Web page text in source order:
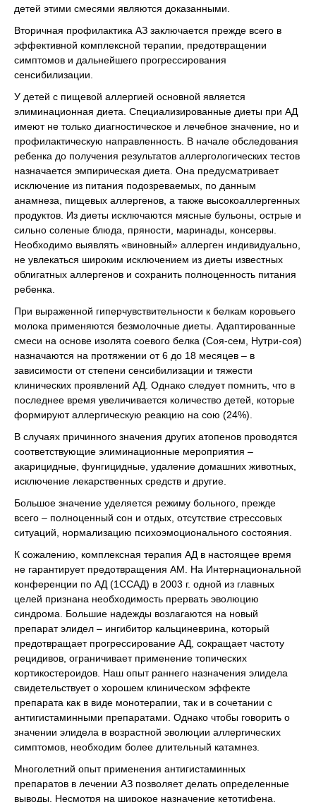
детей этими смесями являются доказанными.
Вторичная профилактика АЗ заключается прежде всего в
эффективной комплексной терапии, предотвращении
симптомов и дальнейшего прогрессирования
сенсибилизации.
У детей с пищевой аллергией основной является
элиминационная диета. Специализированные диеты при АД
имеют не только диагностическое и лечебное значение, но и
профилактическую направленность. В начале обследования
ребенка до получения результатов аллергологических тестов
назначается эмпирическая диета. Она предусматривает
исключение из питания подозреваемых, по данным
анамнеза, пищевых аллергенов, а также высокоаллергенных
продуктов. Из диеты исключаются мясные бульоны, острые и
сильно соленые блюда, пряности, маринады, консервы.
Необходимо выявлять «виновный» аллерген индивидуально,
не увлекаться широким исключением из диеты известных
облигатных аллергенов и сохранить полноценность питания
ребенка.
При выраженной гиперчувствительности к белкам коровьего
молока применяются безмолочные диеты. Адаптированные
смеси на основе изолята соевого белка (Соя-сем, Нутри-соя)
назначаются на протяжении от 6 до 18 месяцев – в
зависимости от степени сенсибилизации и тяжести
клинических проявлений АД. Однако следует помнить, что в
последнее время увеличивается количество детей, которые
формируют аллергическую реакцию на сою (24%).
В случаях причинного значения других атопенов проводятся
соответствующие элиминационные мероприятия –
акарицидные, фунгицидные, удаление домашних животных,
исключение лекарственных средств и другие.
Большое значение уделяется режиму больного, прежде
всего – полноценный сон и отдых, отсутствие стрессовых
ситуаций, нормализацию психоэмоционального состояния.
К сожалению, комплексная терапия АД в настоящее время
не гарантирует предотвращения АМ. На Интернациональной
конференции по АД (1ССАД) в 2003 г. одной из главных
целей признана необходимость прервать эволюцию
синдрома. Большие надежды возлагаются на новый
препарат элидел – ингибитор кальциневрина, который
предотвращает прогрессирование АД, сокращает частоту
рецидивов, ограничивает применение топических
кортикостероидов. Наш опыт раннего назначения элидела
свидетельствует о хорошем клиническом эффекте
препарата как в виде монотерапии, так и в сочетании с
антигистаминными препаратами. Однако чтобы говорить о
значении элидела в возрастной эволюции аллергических
симптомов, необходим более длительный катамнез.
Многолетний опыт применения антигистаминных
препаратов в лечении АЗ позволяет делать определенные
выводы. Несмотря на широкое назначение кетотифена,